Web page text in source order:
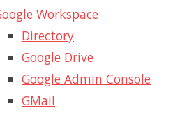
Workspace
Directory
Google Drive
Google Admin Console
GMail